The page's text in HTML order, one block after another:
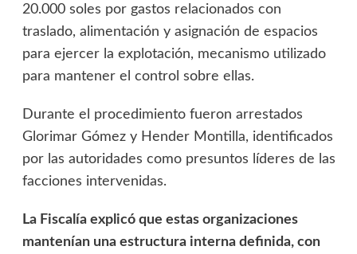
20.000 soles por gastos relacionados con
traslado, alimentación y asignación de espacios
para ejercer la explotación, mecanismo utilizado
para mantener el control sobre ellas.
Durante el procedimiento fueron arrestados
Glorimar Gómez y Hender Montilla, identificados
por las autoridades como presuntos líderes de las
facciones intervenidas.
La Fiscalía explicó que estas organizaciones
mantenían una estructura interna definida, con